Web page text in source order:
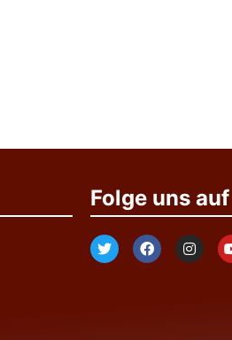
Folge uns auf